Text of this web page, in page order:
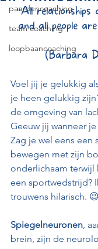
paardencoaching
team coaching
loopbaancoaching
“All
and all people
(Barbara
Voel jij je gelukkig
je heen gelukkig
de omgeving van
Geeuw jij wanneer
Zag je wel eens een
bewegen met zijn
onderlichaam terwijl
een sportwedstrijd?
trouwens hilarisch. 😉
Spiegelneuronen,
brein, zijn de